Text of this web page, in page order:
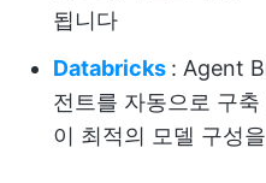
됩니다
Databricks : Agent
전트를 자동으로 구
이 최적의 모델 구성